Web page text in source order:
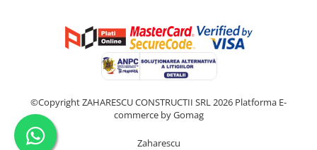
©Copyright ZAHARESCU CONSTRUCTII SRL 2026 Platforma E-
commerce by Gomag
Zaharescu